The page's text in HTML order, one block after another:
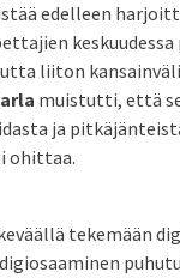
edelleen
keskuudessa
liiton
muistutti, että
ja
ohittaa.
tekemään
digiosaaminen